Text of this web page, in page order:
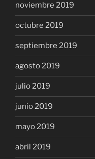
noviembre 2019
octubre 2019
septiembre 2019
agosto 2019
julio 2019
junio 2019
mayo 2019
abril 2019